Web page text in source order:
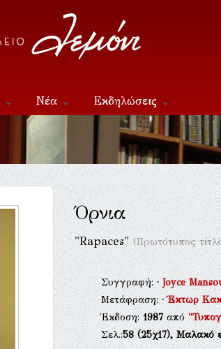
Νέα Εκδηλώσεις
Όρνια
"Rapaces"(Πρωτότυπος
Συγγραφή:·Joyce
Μετάφραση:·Έκτωρ
Έκδοση:1987από
Σελ.:58(25χ17), Μαλακό